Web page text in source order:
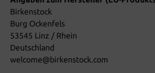
Birkenstock
Burg Ockenfels
53545 Linz / Rhein
Deutschland
welcome@birkenstock.com